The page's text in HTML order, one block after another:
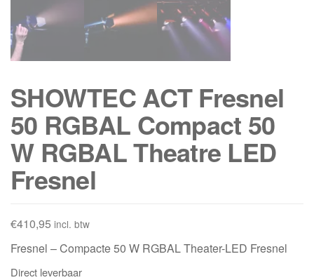
SHOWTEC ACT Fresnel
50 RGBAL Compact 50
W RGBAL Theatre LED
Fresnel
€410,95 incl. btw
Fresnel – Compacte 50 W RGBAL Theater-LED Fresnel
Direct leverbaar